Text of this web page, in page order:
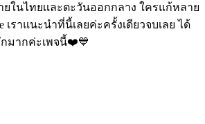
ยในไทยเเละตะวันออกกลาง ใครแก้หลาย
เราแนะนำที่นี้เลยค่ะครั้งเดียวจบเลย ได้
กมากค่ะเพจนี้❤️💙